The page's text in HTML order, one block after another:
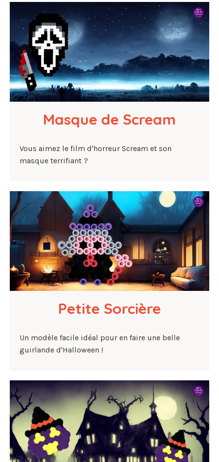
Masque de Scream
Vous aimez le film d'horreur Scream et son
masque terrifiant ?
Petite Sorcière
Un modèle facile idéal pour en faire une belle
guirlande d'Halloween !